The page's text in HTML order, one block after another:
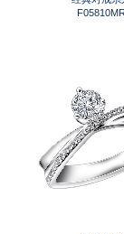
F05810MR